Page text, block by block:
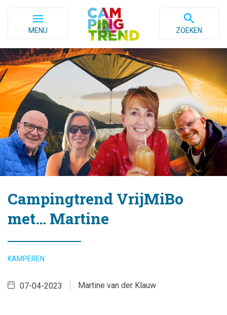
MENU ZOEKEN
Campingtrend VrijMiBo
met… Martine
KAMPEREN
Martine van der Klauw
07-04-2023